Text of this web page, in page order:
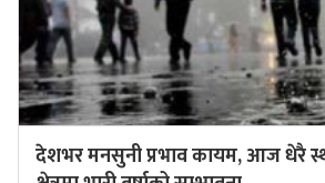
देशभर मनसुनी प्रभाव कायम, आज धेरै